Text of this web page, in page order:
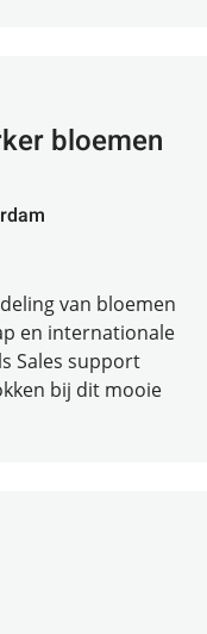
bloemen
van bloemen
en internationale
Sales support
bij dit mooie